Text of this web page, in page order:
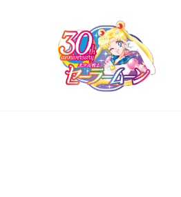
90's アニメPAST ANIME